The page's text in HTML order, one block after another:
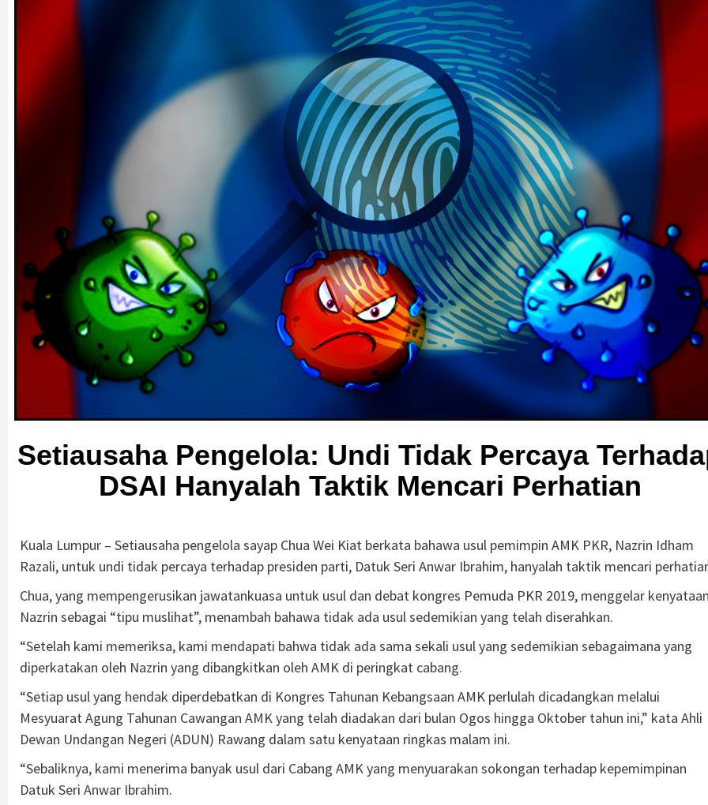
Setiausaha Pengelola: Undi Tidak Percaya
DSAI Hanyalah Taktik Mencari Perhatian
Kuala Lumpur – Setiausaha pengelola sayap Chua Wei Kiat berkata bahawa usul pemimpin AMK PKR, Nazrin Idham
Razali, untuk undi tidak percaya terhadap presiden parti, Datuk Seri Anwar Ibrahim, hanyalah taktik mencari
Chua, yang mempengerusikan jawatankuasa untuk usul dan debat kongres Pemuda PKR 2019, menggelar kenyataan
Nazrin sebagai “tipu muslihat”, menambah bahawa tidak ada usul sedemikian yang telah diserahkan.
“Setelah kami memeriksa, kami mendapati bahwa tidak ada sama sekali usul yang sedemikian sebagaimana yang
diperkatakan oleh Nazrin yang dibangkitkan oleh AMK di peringkat cabang.
“Setiap usul yang hendak diperdebatkan di Kongres Tahunan Kebangsaan AMK perlulah dicadangkan melalui
Mesyuarat Agung Tahunan Cawangan AMK yang telah diadakan dari bulan Ogos hingga Oktober tahun ini,” kata Ahli
Dewan Undangan Negeri (ADUN) Rawang dalam satu kenyataan ringkas malam ini.
“Sebaliknya, kami menerima banyak usul dari Cabang AMK yang menyuarakan sokongan terhadap kepemimpinan
Datuk Seri Anwar Ibrahim.